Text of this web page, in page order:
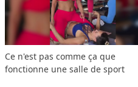
Ce n'est pas comme ça que
fonctionne une salle de sport